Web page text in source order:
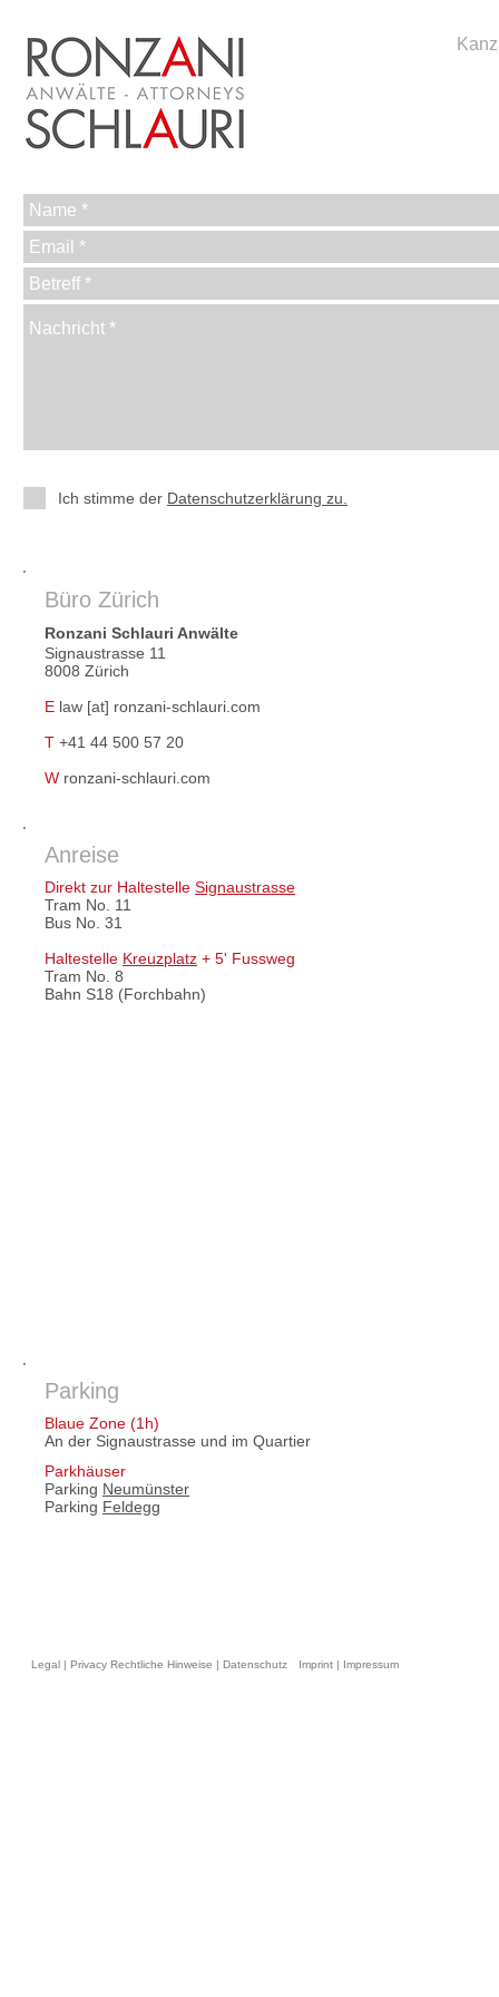
Ich stimme der Datenschutzerklärung zu.
Büro Zürich
Ronzani Schlauri Anwälte
Signaustrasse 11
8008 Zürich
E law [at] ronzani-schlauri.com
T +41 44 500 57 20
W ronzani-schlauri.com
Anreise
Direkt zur Haltestelle Signaustrasse
​Tram No. 11
Bus No. 31
Haltestelle Kreuzplatz + 5' Fussweg
Tram No. 8
Bahn S18 (Forchbahn)
Parking
Blaue Zone (1h)
An der Signaustrasse und im Quartier
Parkhäuser
​Parking Neumünster
Parking Feldegg
Legal | Privacy Rechtliche Hinweise | Datenschutz Imprint | Impressum